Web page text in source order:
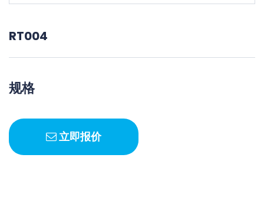
RT004
规格
立即报价